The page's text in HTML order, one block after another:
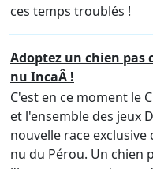
ces temps troublés !
Adoptez un chien pas
nu IncaÂ !
C'est en ce moment le
et l'ensemble des jeux
nouvelle race
nu du Pérou. Un chien